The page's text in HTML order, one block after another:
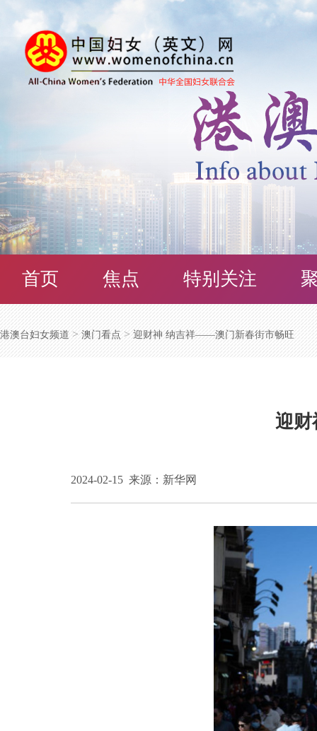
首页 焦点 特别关注
港澳台妇女频道 > 澳门看点 >迎财神 纳吉祥——澳门新春街市畅旺
迎
2024-02-15 来源：新华网